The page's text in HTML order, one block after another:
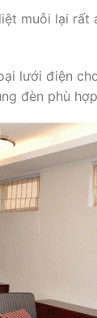
muỗi lại rất
lưới điện
đèn phù